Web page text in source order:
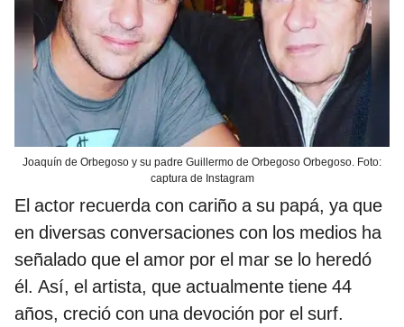
Joaquín de Orbegoso y su padre Guillermo de Orbegoso Orbegoso. Foto:
captura de Instagram
El actor recuerda con cariño a su papá, ya que
en diversas conversaciones con los medios ha
señalado que el amor por el mar se lo heredó
él. Así, el artista, que actualmente tiene 44
años, creció con una devoción por el surf.